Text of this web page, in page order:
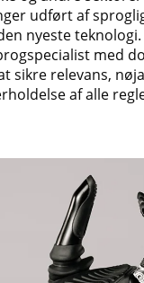
udført af
nyeste
med
sikre relevans,
af alle